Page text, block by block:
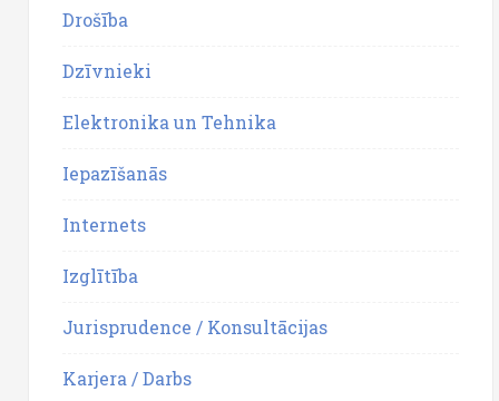
Drošība
Dzīvnieki
Elektronika un Tehnika
Iepazīšanās
Internets
Izglītība
Jurisprudence / Konsultācijas
Karjera / Darbs